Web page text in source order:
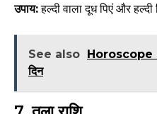
उपाय:हल्दी वाला दूध पिएं और
See also Horoscope -
दिन